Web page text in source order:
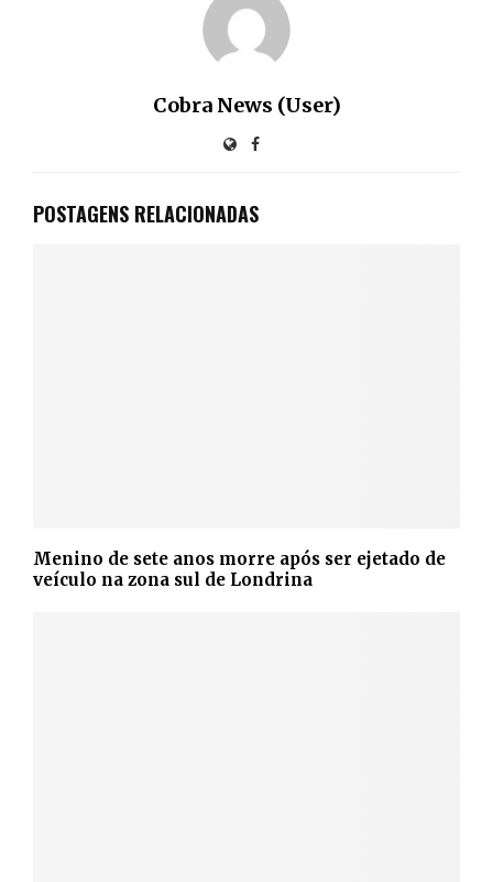
Cobra News (User)
POSTAGENS RELACIONADAS
Menino de sete anos morre após ser ejetado de
veículo na zona sul de Londrina